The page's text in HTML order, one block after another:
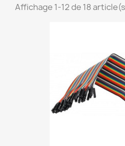
Affichage 1-12 de 18